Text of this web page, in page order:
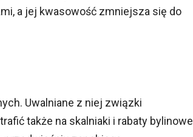
a jej kwasowość zmniejsza się do
Uwalniane z niej związki
także na skalniaki i rabaty bylinowe